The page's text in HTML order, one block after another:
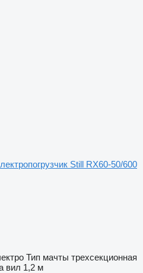
Still RX60-50/600
Тип мачты трехсекционная
вил 1,2 м